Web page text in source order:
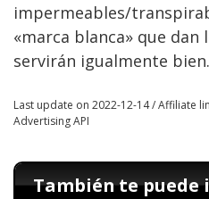
impermeables/
«marca blanca» que
servirán igualmente bien.
Last update on 2022-12-14 / Affiliate
Advertising API
También te puede